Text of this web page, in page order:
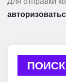
ПОИСК